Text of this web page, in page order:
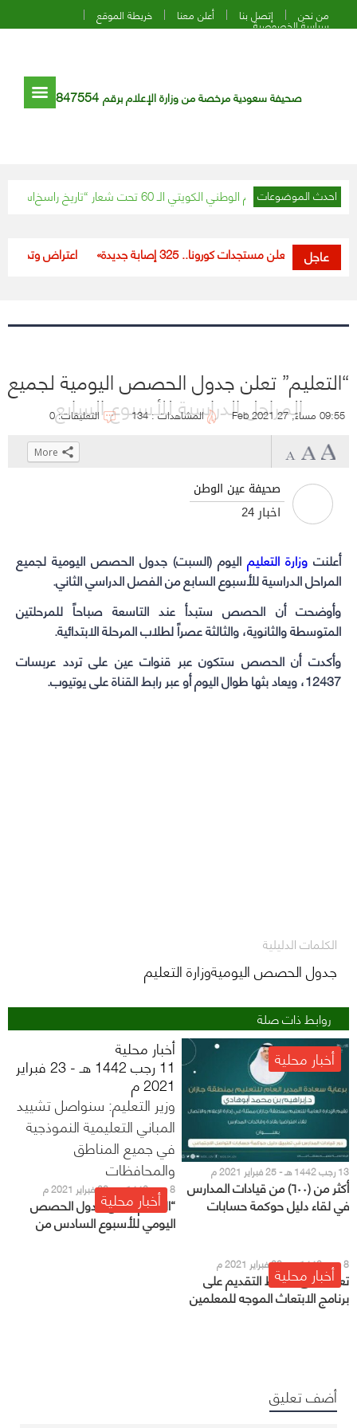
من نحن إتصل بنا أعلن معنا خريطة الموقع
سياسة الخصوصية
صحيفة سعودية مرخصة من وزارة الإعلام برقم 847554
احدث الموضوعات استشاري : 4 بدائل صحية لـ«الملح» لمرضى ضغط الدم
عاجل اعتراض وتدمير «الصحة» تعلن مستجدات كورونا.. 325 إصابة جديدة
“التعليم” تعلن جدول الحصص اليومية لجميع
المراحل الدراسية للأسبوع السابع 09:55 مساءً, 27 Feb 2021 المشاهدات : 134 التعليقات: 0
صحيفة عين الوطن
أخبار 24
أعلنت وزارة التعليم اليوم (السبت) جدول الحصص اليومية لجميع
المراحل الدراسية للأسبوع السابع من الفصل الدراسي الثاني.
وأوضحت أن الحصص ستبدأ عند التاسعة صباحاً للمرحلتين
المتوسطة والثانوية، والثالثة عصراً لطلاب المرحلة الابتدائية.
وأكدت أن الحصص ستكون عبر قنوات عين على تردد عربسات
12437، ويعاد بثها طوال اليوم أو عبر رابط القناة على يوتيوب.
(Opens
in
window)
(Opens
in
window)
(Opens
in
window)
Click
(Opens
in
window)
More
الكلمات الدليلية
جدول الحصص اليوميةوزارة التعليم
روابط ذات صلة
أخبار محلية
13 رجب 1442 هـ - 25 فبراير 2021 م
أكثر من (٦٠٠) من قيادات المدارس
في لقاء دليل حوكمة حسابات
التواصل الاجتماعي بتعليم جازان
أخبار محلية
11 رجب 1442 هـ - 23 فبراير
2021 م
وزير التعليم: سنواصل تشييد
المباني التعليمية النموذجية
في جميع المناطق
والمحافظات
أخبار محلية 8 رجب 1442 هـ - 20 فبراير 2021 م
“التعليم” تعلن جدول الحصص
اليومي للأسبوع السادس من
الفصل الثاني
أخبار محلية 8 رجب 1442 هـ - 20 فبراير 2021 م
تعرّف على شروط التقديم على
برنامج الابتعاث الموجه للمعلمين
أضف تعليق